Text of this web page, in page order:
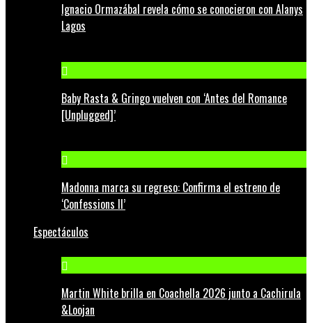
Ignacio Ormazábal revela cómo se conocieron con Alanys
Lagos
Baby Rasta & Gringo vuelven con ‘Antes del Romance
[Unplugged]’
Madonna marca su regreso: Confirma el estreno de
‘Confessions II’
Espectáculos
Martin White brilla en Coachella 2026 junto a Cachirula
&Loojan